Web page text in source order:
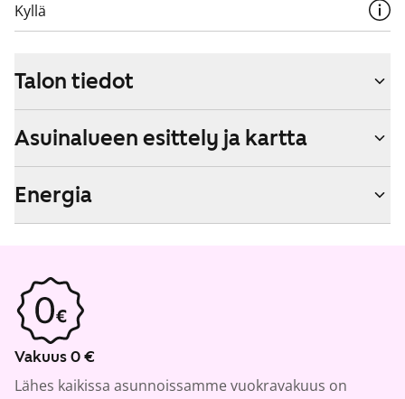
Kyllä
Talon tiedot
Asuinalueen esittely ja kartta
Energia
Vakuus 0 €
Lähes kaikissa asunnoissamme vuokravakuus on